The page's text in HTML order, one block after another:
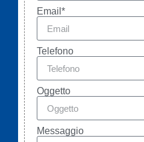
Email*
Telefono
Oggetto
Messaggio